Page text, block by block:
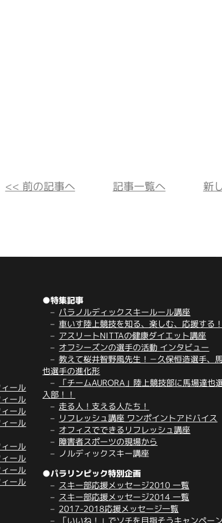
<< 前の記事へ 記事一覧へ 新
ール
ール
ール
ール
ール
ール
ール
ール
●特集記事
パラノルディックスキールール講座
車いす陸上競技を知る、楽しむ、応援する！
アスリートNITTAの健康ダイエット講座
オフシーズンの選手の活動 インタビュー
教えて桜井智野風先生！－久保恒造選手、
也選手の進化形
「チームAURORA」陸上競技部に馬場達也
入部！！
走る人！支える人たち！
リフレッシュ講座 ワンポイントアドバイス
オフィスでできるリフレッシュ講座
障害者スポーツの現場から
ノルディックスキー講座
●パラリンピック特別企画
スキー部応援メッセージ2010 一覧
スキー部応援メッセージ2014 一覧
2017-2018応援メッセージ一覧
「いいね！」でソチを目指そうキャンペーン